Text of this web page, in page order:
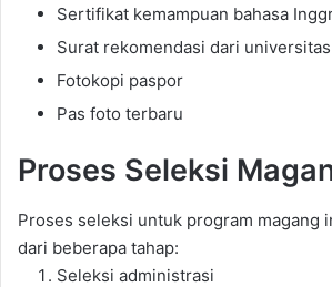
Sertifikat kemampuan bahasa
Surat rekomendasi dari
Fotokopi paspor
Pas foto terbaru
Proses Seleksi
Proses seleksi untuk program magang
dari beberapa tahap:
Seleksi administrasi